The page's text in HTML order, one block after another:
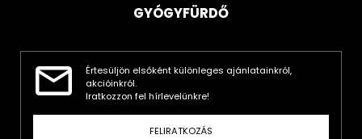
GYÓGYFÜRDŐ
Értesüljön elsőként különleges ajánlatainkról,
akcióinkról.
Iratkozzon fel hírlevelünkre!
FELIRATKOZÁS